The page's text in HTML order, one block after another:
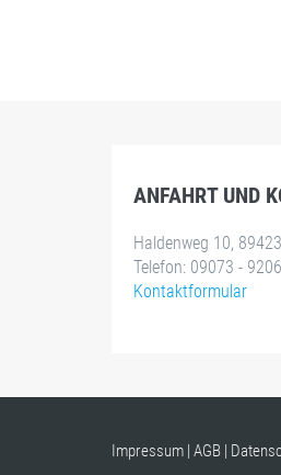
ANFAHRT UND
Haldenweg 10,
Telefon: 09073 -
Kontaktformular
Impressum | AGB |